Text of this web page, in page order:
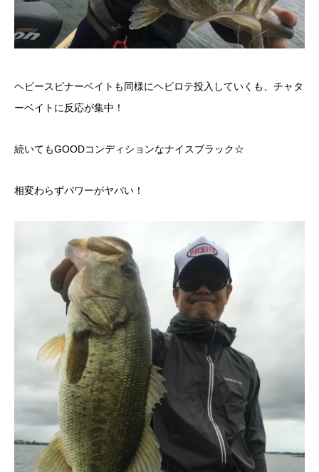
ヘビースピナーベイトも同様にヘビロテ投入していくも、チャタ
ーベイトに反応が集中！
続いてもGOODコンディションなナイスブラック☆
相変わらずパワーがヤバい！